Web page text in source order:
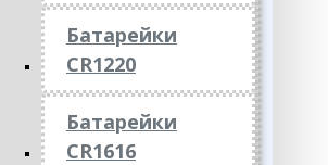
Батарейки
CR1220
Батарейки
CR1616